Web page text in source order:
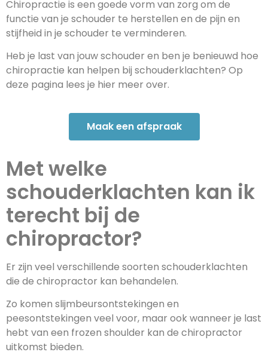
Chiropractie is een goede vorm van zorg om de
functie van je schouder te herstellen en de pijn en
stijfheid in je schouder te verminderen.
Heb je last van jouw schouder en ben je benieuwd hoe
chiropractie kan helpen bij schouderklachten? Op
deze pagina lees je hier meer over.
Maak een afspraak
Met welke
schouderklachten kan ik
terecht bij de
chiropractor?
Er zijn veel verschillende soorten schouderklachten
die de chiropractor kan behandelen.
Zo komen slijmbeursontstekingen en
peesontstekingen veel voor, maar ook wanneer je last
hebt van een frozen shoulder kan de chiropractor
uitkomst bieden.